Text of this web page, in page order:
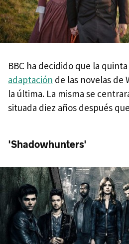
BBC ha decidido que la
adaptación de las novelas de
la última. La misma se
situada diez años después
'Shadowhunters'